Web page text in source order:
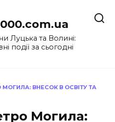
Луцька та Волині:
події за сьогодні
ВНЕСОК В ОСВІТУ ТА
Могила: